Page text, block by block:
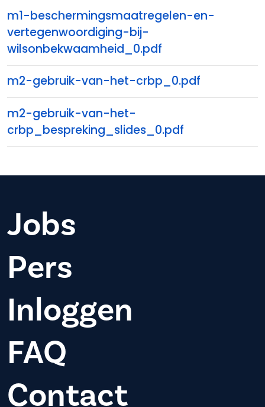
m1-beschermingsmaatregelen-en-
vertegenwoordiging-bij-
wilsonbekwaamheid_0.pdf
m2-gebruik-van-het-crbp_0.pdf
m2-gebruik-van-het-
crbp_bespreking_slides_0.pdf
Jobs
Pers
Inloggen
FAQ
Contact